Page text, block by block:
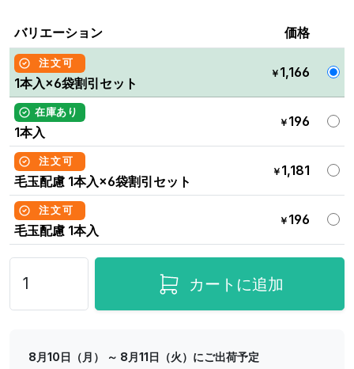
バリエーション 価格
注文可
1本入×6袋割引セット
￥ 1,166
在庫あり
1本入
￥ 196
注文可
毛玉配慮 1本入×6袋割引セット
￥ 1,181
注文可
毛玉配慮 1本入
￥ 196
カートに追加
8月10日（月） ～ 8月11日（火）にご出荷予定